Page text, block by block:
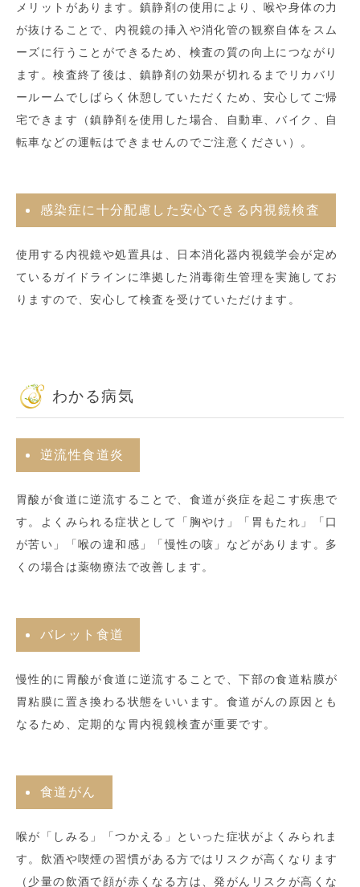
メリットがあります。鎮静剤の使用により、喉や身体の力
が抜けることで、内視鏡の挿入や消化管の観察自体をスム
ーズに行うことができるため、検査の質の向上につながり
ます。検査終了後は、鎮静剤の効果が切れるまでリカバリ
ールームでしばらく休憩していただくため、安心してご帰
宅できます（鎮静剤を使用した場合、自動車、バイク、自
転車などの運転はできませんのでご注意ください）。
感染症に十分配慮した安心できる内視鏡検査
使用する内視鏡や処置具は、日本消化器内視鏡学会が定め
ているガイドラインに準拠した消毒衛生管理を実施してお
りますので、安心して検査を受けていただけます。
わかる病気
逆流性食道炎
胃酸が食道に逆流することで、食道が炎症を起こす疾患で
す。よくみられる症状として「胸やけ」「胃もたれ」「口
が苦い」「喉の違和感」「慢性の咳」などがあります。多
くの場合は薬物療法で改善します。
バレット食道
慢性的に胃酸が食道に逆流することで、下部の食道粘膜が
胃粘膜に置き換わる状態をいいます。食道がんの原因とも
なるため、定期的な胃内視鏡検査が重要です。
食道がん
喉が「しみる」「つかえる」といった症状がよくみられま
す。飲酒や喫煙の習慣がある方ではリスクが高くなります
（少量の飲酒で顔が赤くなる方は、発がんリスクが高くな